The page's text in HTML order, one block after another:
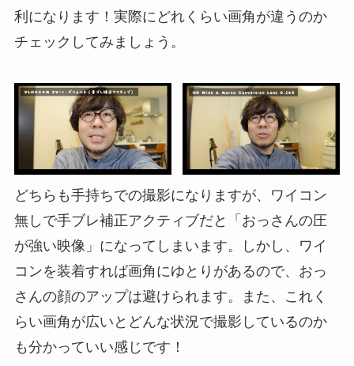
利になります！実際にどれくらい画角が違うのか
チェックしてみましょう。
どちらも手持ちでの撮影になりますが、ワイコン
無しで手ブレ補正アクティブだと「おっさんの圧
が強い映像」になってしまいます。しかし、ワイ
コンを装着すれば画角にゆとりがあるので、おっ
さんの顔のアップは避けられます。また、これく
らい画角が広いとどんな状況で撮影しているのか
も分かっていい感じです！